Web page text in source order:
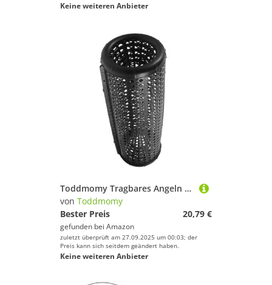
Keine weiteren Anbieter
Toddmomy Tragbares Angeln Tragbarer Aal-Aalkäfig Angelkäfig Wiederverwendbar Zum Angeln Fischfänger Angelnetz Minnow-Fallen Für Köderfische Kunststoff Quadratisch Aal
von Toddmomy
Bester Preis
20,79 €
gefunden bei Amazon
zuletzt überprüft am 27.09.2025 um 00:03; der
Preis kann sich seitdem geändert haben.
Keine weiteren Anbieter